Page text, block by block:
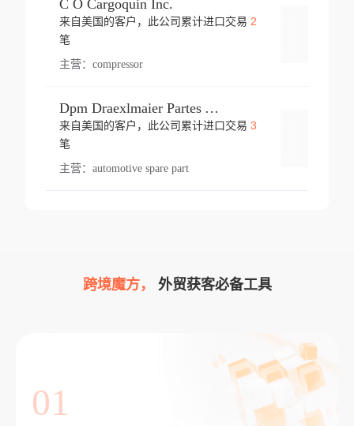
C O Cargoquin Inc.
来自美国的客户，此公司累计进口交易 2
笔
主营： compressor
Dpm Draexlmaier Partes Automotrices Corr Ind Huejotzingo
来自美国的客户，此公司累计进口交易 3
笔
主营： automotive spare part
跨境魔方， 外贸获客必备工具
01